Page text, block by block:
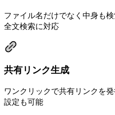
ファイル名だけでなく中身も
全文検索に対応
共有リンク生成
ワンクリックで共有リンクを
設定も可能